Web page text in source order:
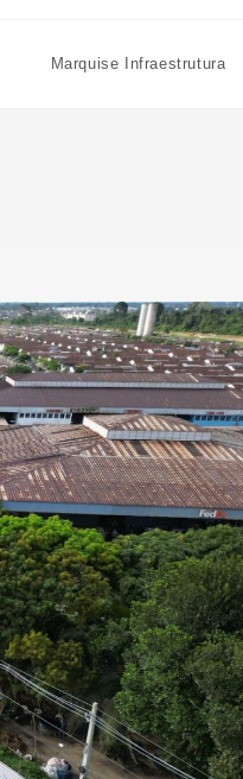
Marquise Infraestrutura